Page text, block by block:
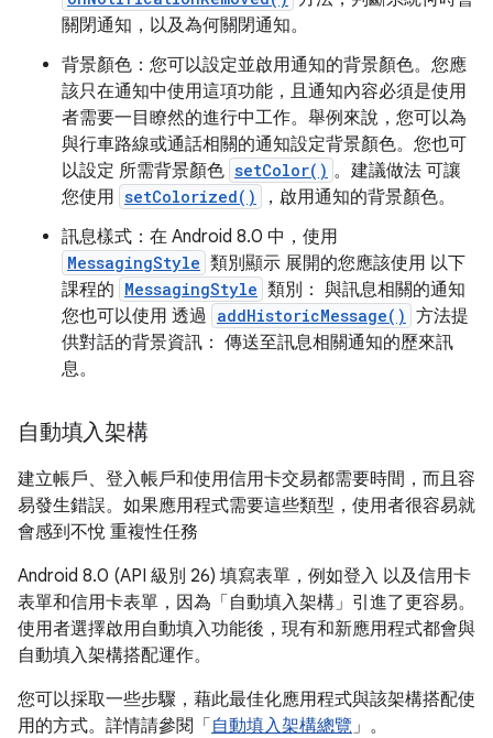
關閉通知，以及為何關閉通知。
背景顏色：您可以設定並啟用通知的背景顏色。您應
該只在通知中使用這項功能，且通知內容必須是使用
者需要一目瞭然的進行中工作。舉例來說，您可以為
與行車路線或通話相關的通知設定背景顏色。您也可
以設定 所需背景顏色 setColor() 。建議做法 可讓
您使用 setColorized()
，啟用通知的背景顏色。
訊息樣式：在 Android 8.0 中，使用
MessagingStyle 類別顯示 展開的您應該使用 以下
課程的 MessagingStyle 類別： 與訊息相關的通知
您也可以使用 透過 addHistoricMessage() 方法提
供對話的背景資訊： 傳送至訊息相關通知的歷來訊
息。
自動填入架構
建立帳戶、登入帳戶和使用信用卡交易都需要時間，而且容
易發生錯誤。如果應用程式需要這些類型，使用者很容易就
會感到不悅 重複性任務
Android 8.0 (API 級別 26) 填寫表單，例如登入 以及信用卡
表單和信用卡表單，因為「自動填入架構」引進了更容易。
使用者選擇啟用自動填入功能後，現有和新應用程式都會與
自動填入架構搭配運作。
您可以採取一些步驟，藉此最佳化應用程式與該架構搭配使
用的方式。詳情請參閱「 自動填入架構總覽」。